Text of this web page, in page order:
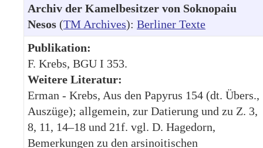
Archiv der Kamelbesitzer von Soknopaiu
Nesos (TM Archives): Berliner Texte
Publikation:
F. Krebs, BGU I 353.
Weitere Literatur:
Erman - Krebs, Aus den Papyrus 154 (dt. Übers.,
Auszüge); allgemein, zur Datierung und zu Z. 3,
8, 11, 14–18 und 21f. vgl. D. Hagedorn,
Bemerkungen zu den arsinoitischen